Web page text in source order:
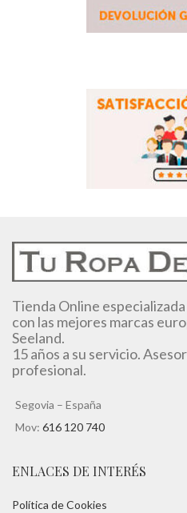
Tienda Online
con las mejores marcas
Seeland.
15 años a su servicio.
profesional.
Segovia – España
Mov: 616 120 740
ENLACES DE INTERÉS
Política de Cookies